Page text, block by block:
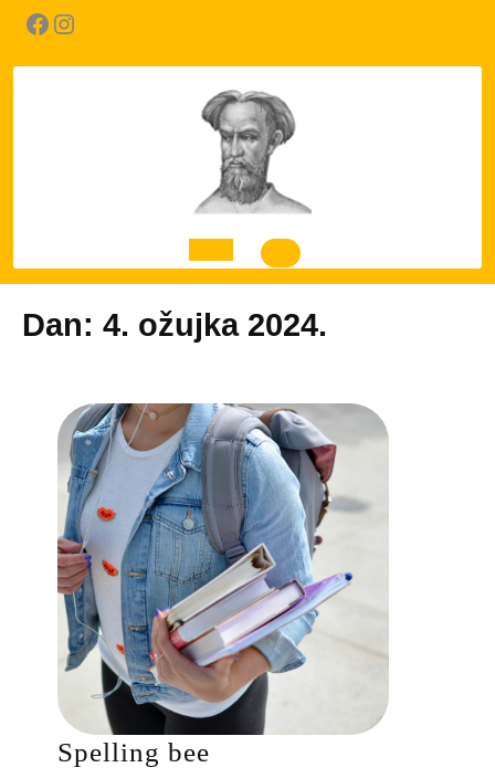
FacebookInstagram
Open
Button
Dan: 4. ožujka 2024.
Spelling bee